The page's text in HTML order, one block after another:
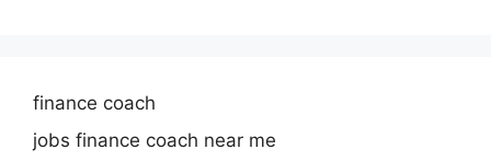
finance coach
jobs finance coach near me